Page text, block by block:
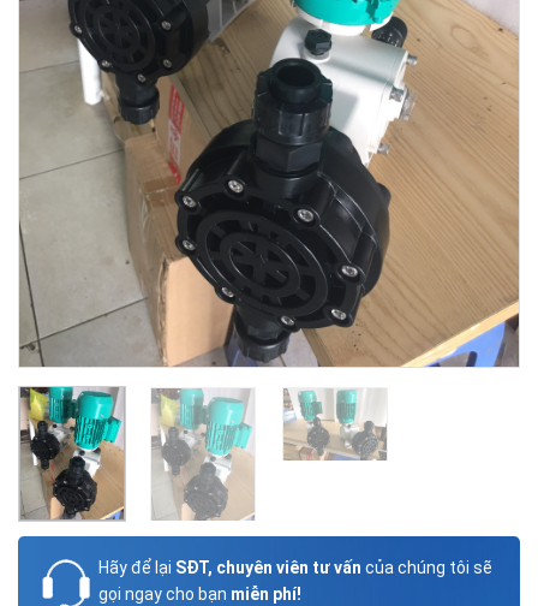
Hãy để lại SĐT, chuyên viên tư vấn của chúng tôi sẽ
gọi ngay cho bạn miễn phí!